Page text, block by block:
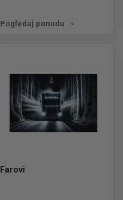
Pogledaj ponudu
Farovi